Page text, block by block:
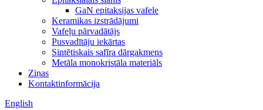
GaN epitaksijas vafele
Keramikas izstrādājumi
Vafeļu pārvadātājs
Pusvadītāju iekārtas
Sintētiskais safīra dārgakmens
Metāla monokristāla materiāls
Ziņas
Kontaktinformācija
English